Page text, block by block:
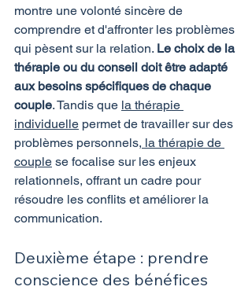
montre une volonté sincère de
comprendre et d'affronter les problèmes
qui pèsent sur la relation. Le choix de la
thérapie ou du conseil doit être adapté
aux besoins spécifiques de chaque
couple. Tandis que la thérapie
individuelle permet de travailler sur des
problèmes personnels, la thérapie de
couple se focalise sur les enjeux
relationnels, offrant un cadre pour
résoudre les conflits et améliorer la
communication.
Deuxième étape : prendre
conscience des bénéfices